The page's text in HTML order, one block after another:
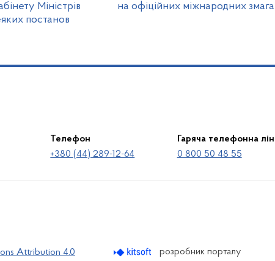
Міністрів
постанов
на офіційних міжнародних
Телефон
+380 (44) 289-12-64
Гаряча телефонна
0 800 50 48 55
Attribution 4.0 розробник порталу